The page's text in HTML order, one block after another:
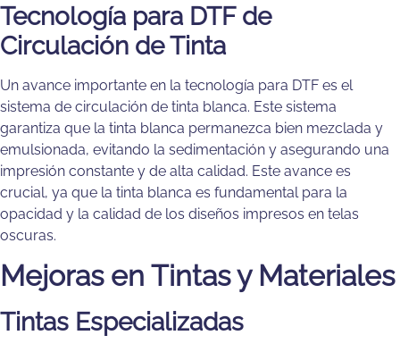
Tecnología para DTF de
Circulación de Tinta
Un avance importante en la tecnología para DTF es el
sistema de circulación de tinta blanca. Este sistema
garantiza que la tinta blanca permanezca bien mezclada y
emulsionada, evitando la sedimentación y asegurando una
impresión constante y de alta calidad. Este avance es
crucial, ya que la tinta blanca es fundamental para la
opacidad y la calidad de los diseños impresos en telas
oscuras.
Mejoras en Tintas y Materiales
Tintas Especializadas